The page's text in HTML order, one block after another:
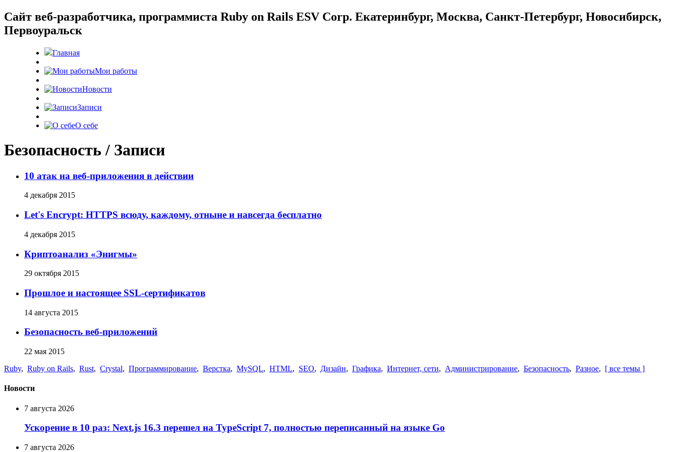
Cайт веб-разработчика, программиста Ruby on Rails ESV Corp. Екатеринбург, Москва, Санкт-Петербург, Новосибирск,
Первоуральск
Главная
Мои работы
Новости
Записи
О себе
Безопасность / Записи
10 атак на веб-приложения в действии
4 декабря 2015
Let's Encrypt: HTTPS всюду, каждому, отныне и навсегда бесплатно
4 декабря 2015
Криптоанализ «Энигмы»
29 октября 2015
Прошлое и настоящее SSL-сертификатов
14 августа 2015
Безопасность веб-приложений
22 мая 2015
Ruby, Ruby on Rails, Rust, Crystal, Программирование, Верстка, MySQL, HTML, SEO, Дизайн, Графика, Интернет, сети, Администрирование, Безопасность, Разное, [ все темы ]
Новости
7 августа 2026
Ускорение в 10 раз: Next.js 16.3 перешел на TypeScript 7, полностью переписанный на языке Go
7 августа 2026